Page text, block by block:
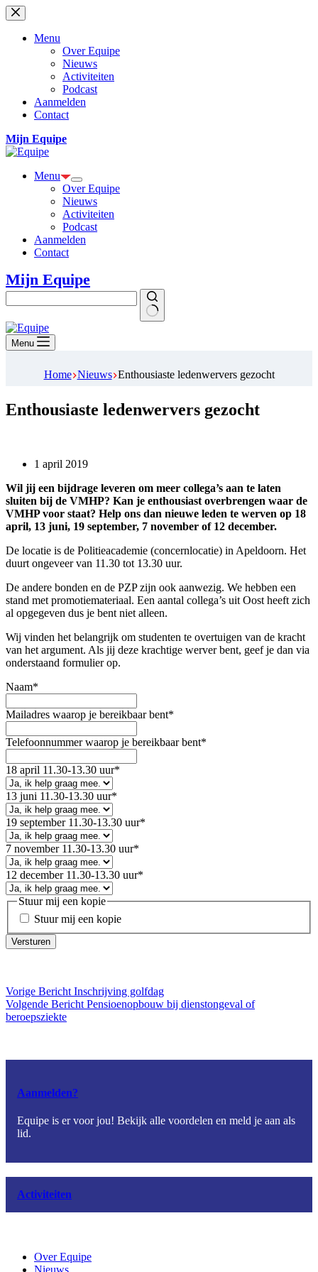
Ga
naar
Menu
Over Equipe
Nieuws
Activiteiten
Podcast
Aanmelden
Contact
Mijn Equipe
Menu
Over Equipe
Nieuws
Activiteiten
Podcast
Aanmelden
Contact
Mijn Equipe
Geen
resultaten
Menu
Home Nieuws Enthousiaste ledenwervers gezocht
Enthousiaste ledenwervers gezocht
1 april 2019
Wil jij een bijdrage leveren om meer collega’s aan te laten
sluiten bij de VMHP? Kan je enthousiast overbrengen waar de
VMHP voor staat? Help ons dan nieuwe leden te werven op 18
april, 13 juni, 19 september, 7 november of 12 december.
De locatie is de Politieacademie (concernlocatie) in Apeldoorn. Het
duurt ongeveer van 11.30 tot 13.30 uur.
De andere bonden en de PZP zijn ook aanwezig. We hebben een
stand met promotiemateriaal. Een aantal collega’s uit Oost heeft zich
al opgegeven dus je bent niet alleen.
Wij vinden het belangrijk om studenten te overtuigen van de kracht
van het argument. Als jij deze krachtige werver bent, geef je dan via
onderstaand formulier op.
Naam*
Mailadres waarop je bereikbaar bent*
Telefoonnummer waarop je bereikbaar bent*
18 april 11.30-13.30 uur*
13 juni 11.30-13.30 uur*
19 september 11.30-13.30 uur*
7 november 11.30-13.30 uur*
12 december 11.30-13.30 uur*
Stuur mij een kopie
Stuur mij een kopie
Vorige Bericht Inschrijving golfdag
Volgende Bericht Pensioenopbouw bij dienstongeval of
beroepsziekte
Aanmelden?
Equipe is er voor jou! Bekijk alle voordelen en meld je aan als
lid.
Activiteiten
Over Equipe
Nieuws